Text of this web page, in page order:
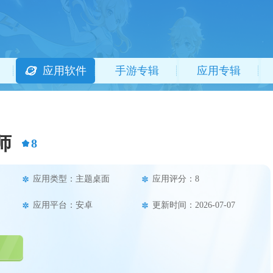
应用软件 手游专辑 应用专辑
8
应用类型：主题桌面 应用评分：8
应用平台：安卓 更新时间：2026-07-07